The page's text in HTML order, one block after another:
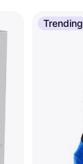
Trending